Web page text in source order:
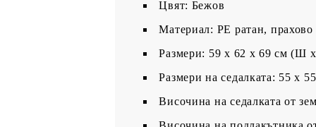
Цвят: Бежов
Материал: PE ратан,
Размери: 59 x 62 x 69 см (Ш
Размери на седалката: 55 x
Височина на седалката от